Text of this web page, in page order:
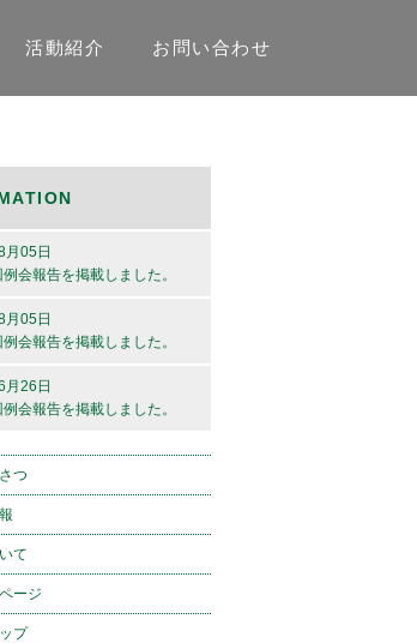
活動紹介 お問い合わせ
月05日
会報告を掲載しました。
月05日
会報告を掲載しました。
月26日
会報告を掲載しました。
つ
て
ージ
プ